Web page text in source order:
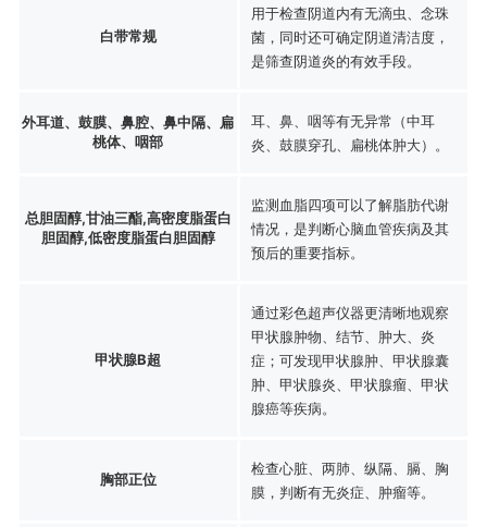
白带常规
用于检查阴道内有无滴虫、念珠
菌，同时还可确定阴道清洁度，
是筛查阴道炎的有效手段。
外耳道、鼓膜、鼻腔、鼻中隔、扁
桃体、咽部
耳、鼻、咽等有无异常（中耳
炎、鼓膜穿孔、扁桃体肿大）。
总胆固醇,甘油三酯,高密度脂蛋白
胆固醇,低密度脂蛋白胆固醇
监测血脂四项可以了解脂肪代谢
情况，是判断心脑血管疾病及其
预后的重要指标。
甲状腺B超
通过彩色超声仪器更清晰地观察
甲状腺肿物、结节、肿大、炎
症；可发现甲状腺肿、甲状腺囊
肿、甲状腺炎、甲状腺瘤、甲状
腺癌等疾病。
胸部正位
检查心脏、两肺、纵隔、膈、胸
膜，判断有无炎症、肿瘤等。